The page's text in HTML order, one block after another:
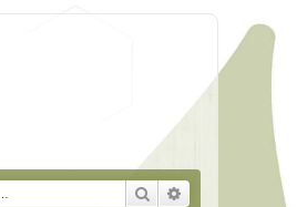
Suche Erweiterte Suche